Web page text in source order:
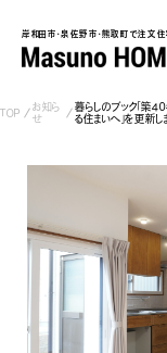
岸和田市・泉佐野市・熊取町で注文
岸和田市・泉佐野市・熊取町で注文
泉佐野市の北欧デザイン注
住宅｜自然素材と...
TOP
お知ら
せ
暮らしのブック「築
る住まいへ」を更新し